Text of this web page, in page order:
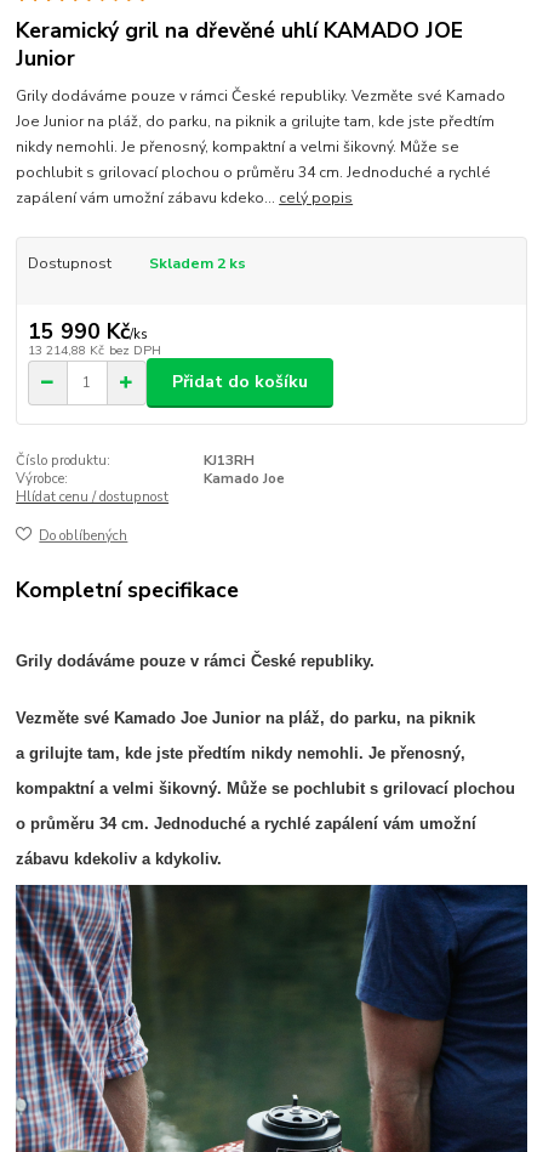
Keramický gril na dřevěné uhlí KAMADO JOE
Junior
Grily dodáváme pouze v rámci České republiky. Vezměte své Kamado
Joe Junior na pláž, do parku, na piknik a grilujte tam, kde jste předtím
nikdy nemohli. Je přenosný, kompaktní a velmi šikovný. Může se
pochlubit s grilovací plochou o průměru 34 cm. Jednoduché a rychlé
zapálení vám umožní zábavu kdeko... celý popis
Dostupnost Skladem 2 ks
15 990 Kč/ks
13 214,88 Kč bez DPH
Přidat do košíku
Číslo produktu:
KJ13RH
Výrobce:
Kamado Joe
Hlídat cenu / dostupnost
Do oblíbených
Kompletní specifikace
Grily dodáváme pouze v rámci České republiky.
Vezměte své Kamado Joe Junior na pláž, do parku, na piknik
a grilujte tam, kde jste předtím nikdy nemohli. Je přenosný,
kompaktní a velmi šikovný. Může se pochlubit s grilovací plochou
o průměru 34 cm. Jednoduché a rychlé zapálení vám umožní
zábavu kdekoliv a kdykoliv.